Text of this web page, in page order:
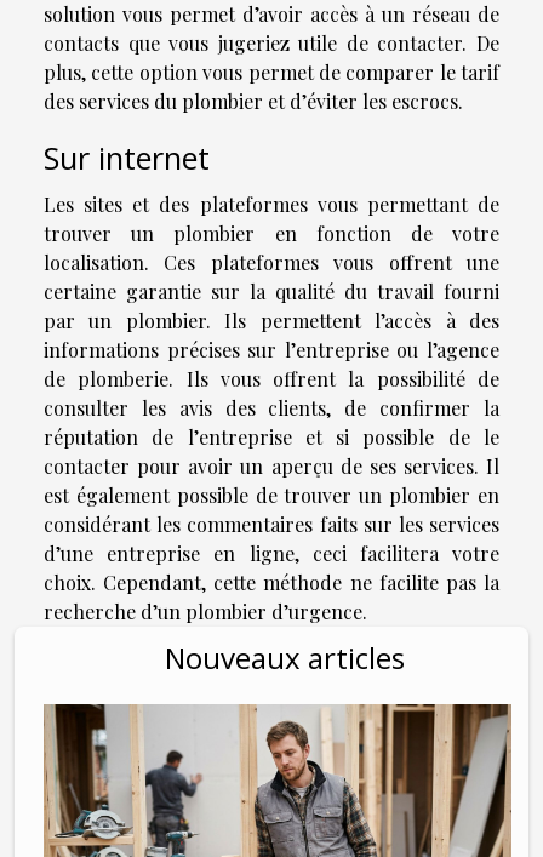
solution vous permet d’avoir accès à un réseau de
contacts que vous jugeriez utile de contacter. De
plus, cette option vous permet de comparer le tarif
des services du plombier et d’éviter les escrocs.
Sur internet
Les sites et des plateformes vous permettant de
trouver un plombier en fonction de votre
localisation. Ces plateformes vous offrent une
certaine garantie sur la qualité du travail fourni
par un plombier. Ils permettent l’accès à des
informations précises sur l’entreprise ou l’agence
de plomberie. Ils vous offrent la possibilité de
consulter les avis des clients, de confirmer la
réputation de l’entreprise et si possible de le
contacter pour avoir un aperçu de ses services. Il
est également possible de trouver un plombier en
considérant les commentaires faits sur les services
d’une entreprise en ligne, ceci facilitera votre
choix. Cependant, cette méthode ne facilite pas la
recherche d’un plombier d’urgence.
Nouveaux articles